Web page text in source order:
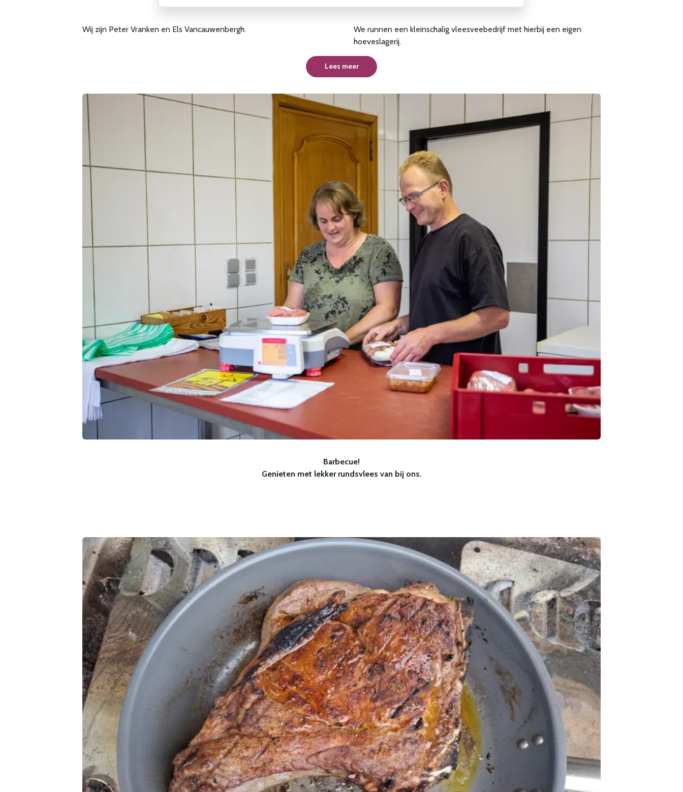
Wij zijn Peter Vranken en Els Vancauwenbergh.
We runnen een kleinschalig vleesveebedrijf met hierbij een eigen
hoeveslagerij.
Lees meer
Barbecue!
Genieten met lekker rundsvlees van bij ons.